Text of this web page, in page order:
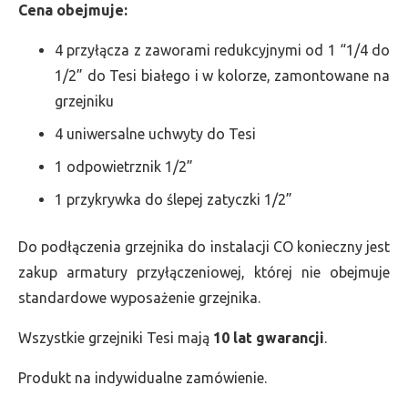
Cena obejmuje:
4 przyłącza z zaworami redukcyjnymi od 1 “1/4 do
1/2” do Tesi białego i w kolorze, zamontowane na
grzejniku
4 uniwersalne uchwyty do Tesi
1 odpowietrznik 1/2”
1 przykrywka do ślepej zatyczki 1/2”
Do podłączenia grzejnika do instalacji CO konieczny jest
zakup armatury przyłączeniowej, której nie obejmuje
standardowe wyposażenie grzejnika.
Wszystkie grzejniki Tesi mają 10 lat gwarancji.
Produkt na indywidualne zamówienie.